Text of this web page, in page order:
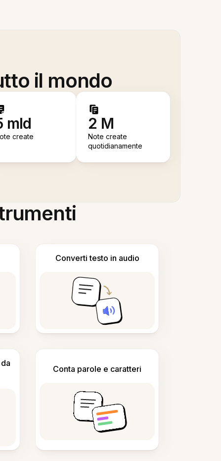
il mondo
mld
create
2 M
Note create
quotidianamente
Converti testo in audio
Conta parole e caratteri